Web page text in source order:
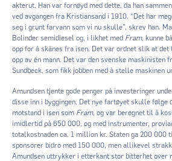
akterut. Han var fornøyd med dette, da han
ved avgangen fra Kristiansand i 1910. “Det har
seg i grunt farvann som vi nu skulle”, skrev han.
Bolinder semidiesel og, i likhet med Fram, kunne
opp for å skånes fra isen. Det var ordnet slik at
opp av én mann. Det var den svenske maskinisten
Sundbeck, som fikk jobben med å stelle maskinen
Amundsen tjente gode penger på investeringer
disse inn i byggingen. Det nye fartøyet skulle følge
motstand i isen som Fram, og var beregnet til å
imidlertid på 650 000, og med instrumenter,
totalkostnaden ca. 1 million kr. Staten ga 200 000
sponsorer bidro med 150 000, men allikevel
Amundsen uttrykker i etterkant stor bitterhet over